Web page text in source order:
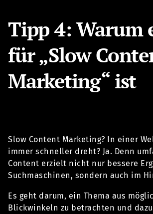
Tipp 4: Warum
für „Slow
Marketing“ ist
Slow Content Marketing? In einer
immer schneller dreht? Ja. Denn
Content erzielt nicht nur bessere
Suchmaschinen, sondern auch im
Es geht darum, ein Thema aus
Blickwinkeln zu betrachten und